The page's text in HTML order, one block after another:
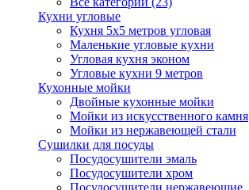
Кухни угловые
Кухня 5х5 метров угловая
Маленькие угловые кухни
Угловая кухня эконом
Угловые кухни 9 метров
Кухонные мойки
Двойные кухонные мойки
Мойки из искусственного камня
Мойки из нержавеющей стали
Сушилки для посуды
Посудосушители эмаль
Посудосушители хром
Посудосушители нержавеющие